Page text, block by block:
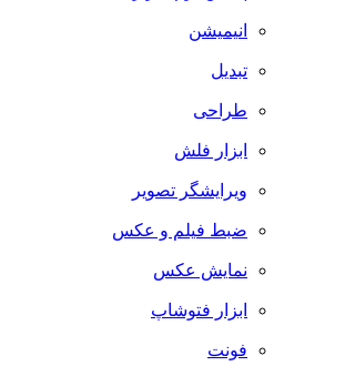
انیمیشن
تبدیل
طراحی
ابزار فلش
ویرایشگر تصویر
ضبط فيلم و عكس
نمایش عکس
ابزار فتوشاپ
فونت